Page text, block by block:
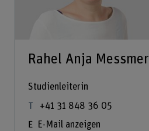
Rahel Anja Messmer
Studienleiterin
+41 31 848 36 05
E-Mail anzeigen